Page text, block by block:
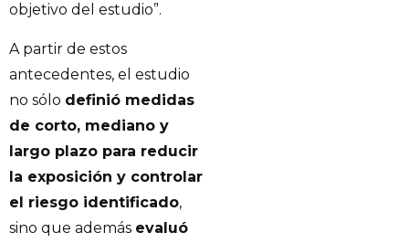
objetivo del estudio”.
A partir de estos
antecedentes, el estudio
no sólo definió medidas
de corto, mediano y
largo plazo para reducir
la exposición y controlar
el riesgo identificado,
sino que además evaluó